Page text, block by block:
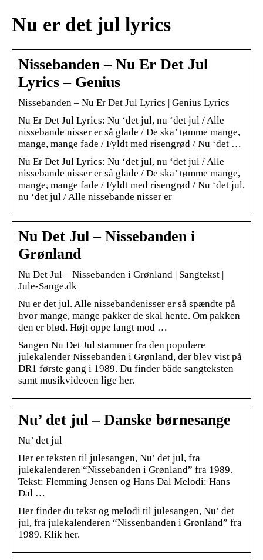
Nu er det jul lyrics
Nissebanden – Nu Er Det Jul
Lyrics – Genius
Nissebanden – Nu Er Det Jul Lyrics | Genius Lyrics
Nu Er Det Jul Lyrics: Nu ‘det jul, nu ‘det jul / Alle
nissebande nisser er så glade / De ska’ tømme mange,
mange, mange fade / Fyldt med risengrød / Nu ‘det …
Nu Er Det Jul Lyrics: Nu ‘det jul, nu ‘det jul / Alle
nissebande nisser er så glade / De ska’ tømme mange,
mange, mange fade / Fyldt med risengrød / Nu ‘det jul,
nu ‘det jul / Alle nissebande nisser er
Nu Det Jul – Nissebanden i
Grønland
Nu Det Jul – Nissebanden i Grønland | Sangtekst |
Jule-Sange.dk
Nu er det jul. Alle nissebandenisser er så spændte på
hvor mange, mange pakker de skal hente. Om pakken
den er blød. Højt oppe langt mod …
Sangen Nu Det Jul stammer fra den populære
julekalender Nissebanden i Grønland, der blev vist på
DR1 første gang i 1989. Du finder både sangteksten
samt musikvideoen lige her.
Nu’ det jul – Danske børnesange
Nu’ det jul
Her er teksten til julesangen, Nu’ det jul, fra
julekalenderen “Nissebanden i Grønland” fra 1989.
Tekst: Flemming Jensen og Hans Dal Melodi: Hans
Dal …
Her finder du tekst og melodi til julesangen, Nu’ det
jul, fra julekalenderen “Nissenbanden i Grønland” fra
1989. Klik her.